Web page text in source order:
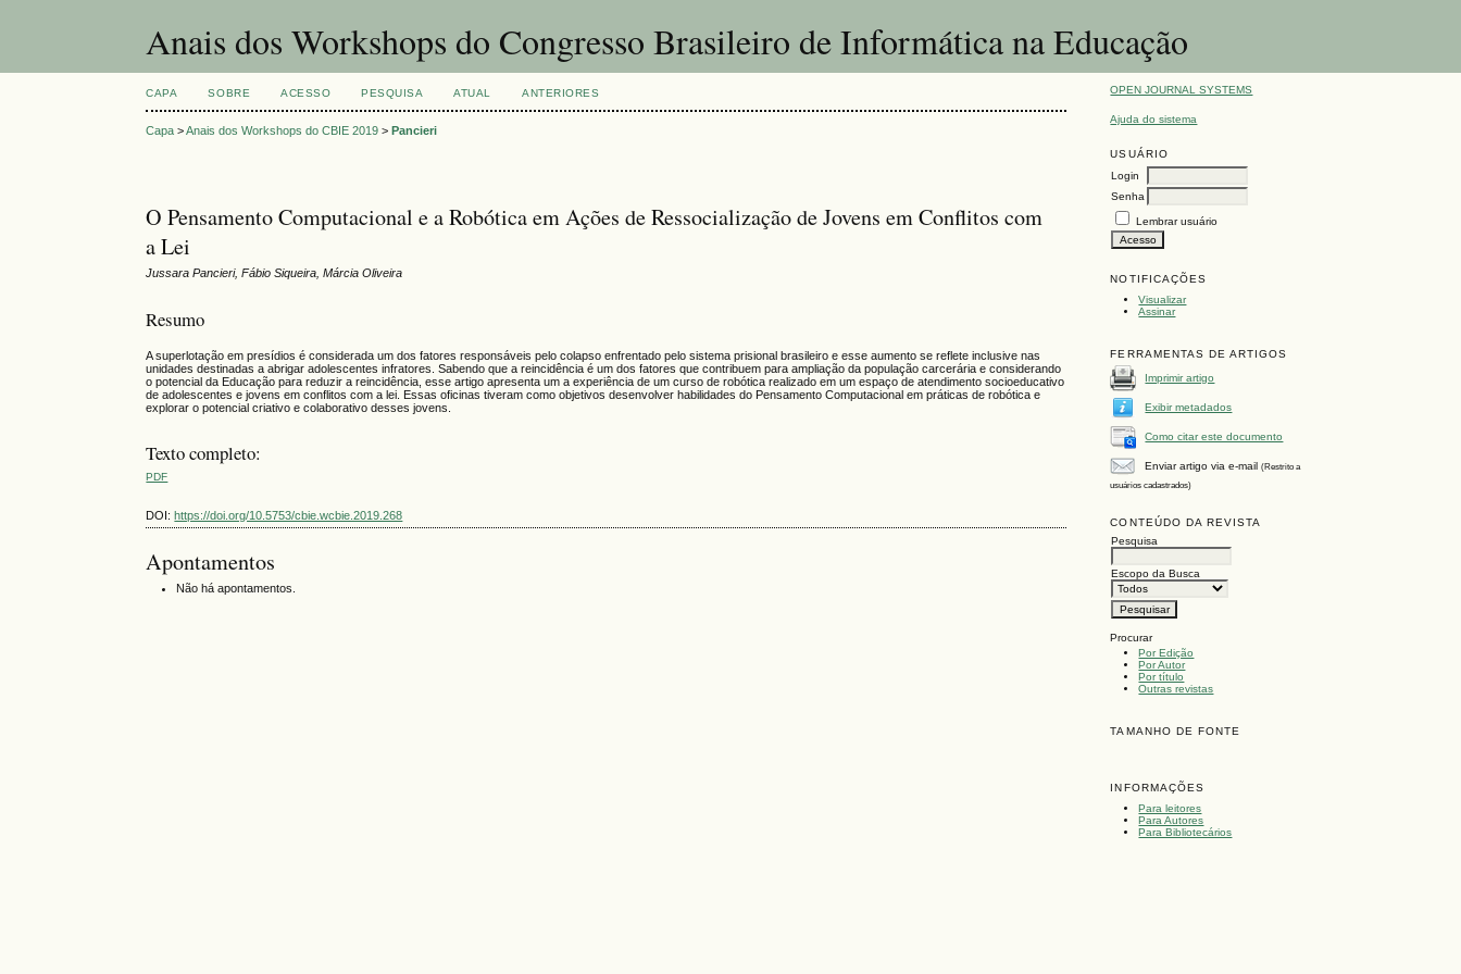
Anais dos Workshops do Congresso Brasileiro de Informática na Educação
OPEN JOURNAL SYSTEMS
Ajuda do sistema
USUÁRIO
Login
Senha
Lembrar usuário
NOTIFICAÇÕES
Visualizar
Assinar
FERRAMENTAS DE ARTIGOS
Imprimir artigo
Exibir metadados
Como citar este documento
Enviar artigo via e-mail(Restrito a
usuários cadastrados)
CONTEÚDO DA REVISTA
Pesquisa
Escopo da Busca
Procurar
Por Edição
Por Autor
Por título
Outras revistas
TAMANHO DE FONTE
INFORMAÇÕES
Para leitores
Para Autores
Para Bibliotecários
CAPA SOBRE ACESSO PESQUISA ATUAL ANTERIORES
Capa >Anais dos Workshops do CBIE 2019 >Pancieri
O Pensamento Computacional e a Robótica em Ações de Ressocialização de Jovens em Conflitos com
a Lei
Jussara Pancieri, Fábio Siqueira, Márcia Oliveira
Resumo
A superlotação em presídios é considerada um dos fatores responsáveis pelo colapso enfrentado pelo sistema prisional brasileiro e esse aumento se reflete inclusive nas
unidades destinadas a abrigar adolescentes infratores. Sabendo que a reincidência é um dos fatores que contribuem para ampliação da população carcerária e considerando
o potencial da Educação para reduzir a reincidência, esse artigo apresenta um a experiência de um curso de robótica realizado em um espaço de atendimento socioeducativo
de adolescentes e jovens em conflitos com a lei. Essas oficinas tiveram como objetivos desenvolver habilidades do Pensamento Computacional em práticas de robótica e
explorar o potencial criativo e colaborativo desses jovens.
Texto completo:
PDF
DOI:https://doi.org/10.5753/cbie.wcbie.2019.268
Apontamentos
Não há apontamentos.